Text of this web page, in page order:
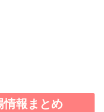
情報まとめ